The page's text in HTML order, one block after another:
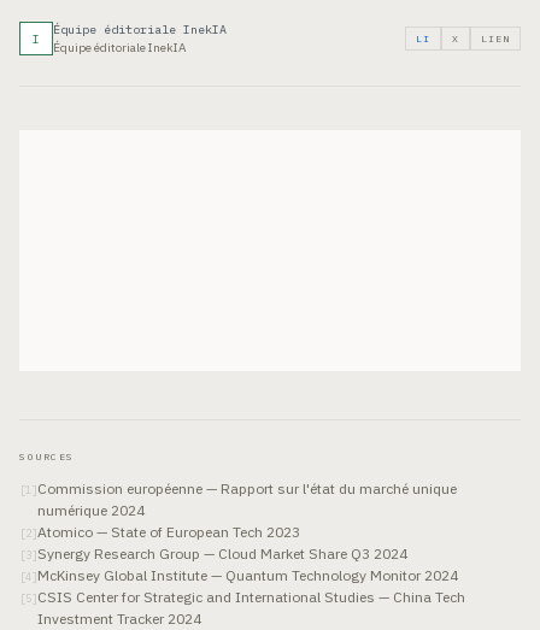
I
Équipe éditoriale InekIA
Équipe éditoriale InekIA
LI X LIEN
SOURCES
[1 ]Commission européenne — Rapport sur l'état du marché unique
numérique 2024
[2]Atomico — State of European Tech 2023
[ 3]Synergy Research Group — Cloud Market Share Q3 2024
[4 ]McKinsey Global Institute — Quantum Technology Monitor 2024
[5]CSIS Center for Strategic and International Studies — China Tech
Investment Tracker 2024